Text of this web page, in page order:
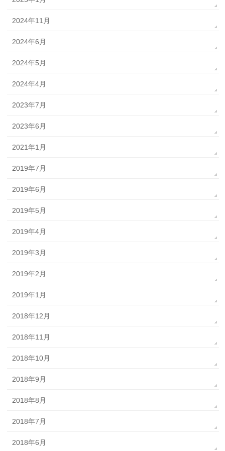
2024年11月
2024年6月
2024年5月
2024年4月
2023年7月
2023年6月
2021年1月
2019年7月
2019年6月
2019年5月
2019年4月
2019年3月
2019年2月
2019年1月
2018年12月
2018年11月
2018年10月
2018年9月
2018年8月
2018年7月
2018年6月